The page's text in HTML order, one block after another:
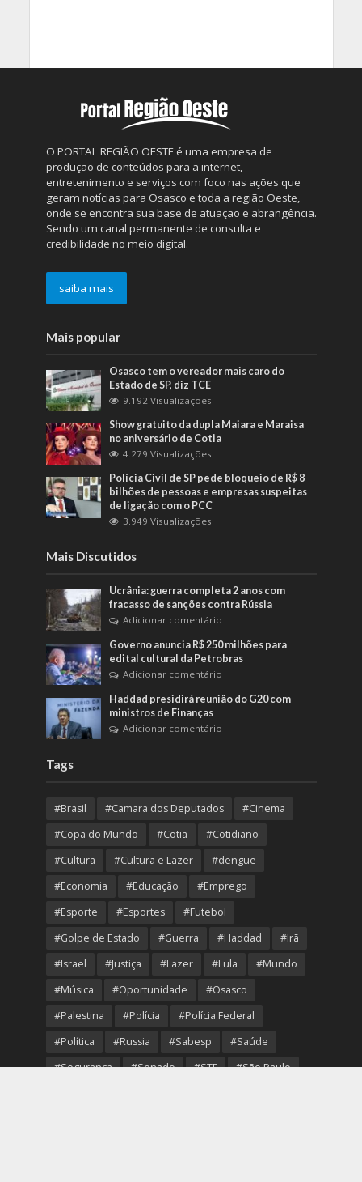
O PORTAL REGIÃO OESTE é uma empresa de
produção de conteúdos para a internet,
entretenimento e serviços com foco nas ações que
geram notícias para Osasco e toda a região Oeste,
onde se encontra sua base de atuação e abrangência.
Sendo um canal permanente de consulta e
credibilidade no meio digital.
saiba mais
Mais popular
Osasco tem o vereador mais caro do
Estado de SP, diz TCE
9.192 Visualizações
Show gratuito da dupla Maiara e Maraisa
no aniversário de Cotia
4.279 Visualizações
Polícia Civil de SP pede bloqueio de R$ 8
bilhões de pessoas e empresas suspeitas
de ligação com o PCC
3.949 Visualizações
Mais Discutidos
Ucrânia: guerra completa 2 anos com
fracasso de sanções contra Rússia
Adicionar comentário
Governo anuncia R$ 250 milhões para
edital cultural da Petrobras
Adicionar comentário
Haddad presidirá reunião do G20 com
ministros de Finanças
Adicionar comentário
Tags
#Brasil #Camara dos Deputados
#Cinema
#Copa do Mundo
#Cotia
#Cotidiano
#Cultura
#Cultura e Lazer
#dengue
#Economia
#Educação
#Emprego
#Esporte
#Esportes
#Futebol
#Golpe de Estado
#Guerra #Haddad
#Irã
#Israel
#Justiça #Lazer #Lula
#Mundo
#Música
#Oportunidade
#Osasco
#Palestina
#Polícia
#Polícia Federal
#Política
#Russia #Sabesp
#Saúde
#Segurança
#Senado #STF
#São Paulo